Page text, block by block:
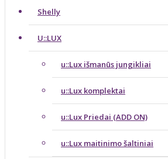
Shelly
U::LUX
u::Lux išmanūs jungikliai
u::Lux komplektai
u::Lux Priedai (ADD ON)
u::Lux maitinimo šaltiniai